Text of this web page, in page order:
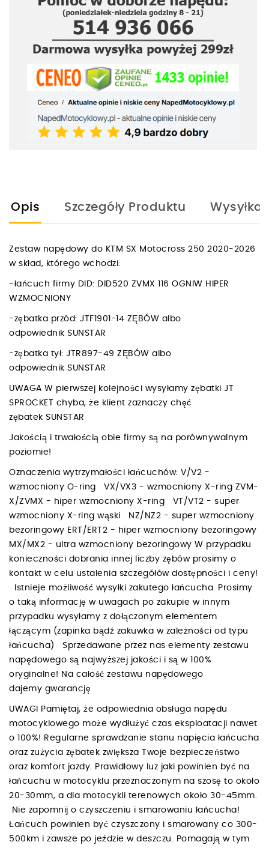
Opis Szczegóły Produktu Wysyłka
Zestaw napędowy do KTM SX Motocross 250 2020-2026
w skład, którego wchodzi:
-łańcuch firmy DID: DID520 ZVMX 116 OGNIW HIPER
WZMOCNIONY
-zębatka przód: JTF1901-14 ZĘBÓW albo
odpowiednik SUNSTAR
-zębatka tył: JTR897-49 ZĘBÓW albo
odpowiednik SUNSTAR
UWAGA W pierwszej kolejności wysyłamy zębatki JT
SPROCKET chyba, że klient zaznaczy chęć
zębatek SUNSTAR
Jakością i trwałością obie firmy są na porównywalnym
poziomie!
Oznaczenia wytrzymałości łańcuchów: V/V2 -
wzmocniony O-ring VX/VX3 - wzmocniony X-ring ZVM-
X/ZVMX - hiper wzmocniony X-ring VT/VT2 - super
wzmocniony X-ring wąski NZ/NZ2 - super wzmocniony
bezoringowy ERT/ERT2 - hiper wzmocniony bezoringowy
MX/MX2 - ultra wzmocniony bezoringowy W przypadku
konieczności dobrania innej liczby zębów prosimy o
kontakt w celu ustalenia szczegółów dostępności i ceny!
Istnieje możliwość wysyłki zakutego łańcucha. Prosimy
o taką informację w uwagach po zakupie w innym
przypadku wysyłamy z dołączonym elementem
łączącym (zapinka bądź zakuwka w zależności od typu
łańcucha) Sprzedawane przez nas elementy zestawu
napędowego są najwyższej jakości i są w 100%
oryginalne! Na całość zestawu napędowego
dajemy gwarancję
UWAGI Pamiętaj, że odpowiednia obsługa napędu
motocyklowego może wydłużyć czas eksploatacji nawet
o 100%! Regularne sprawdzanie stanu napięcia łańcucha
oraz zużycia zębatek zwiększa Twoje bezpieczeństwo
oraz komfort jazdy. Prawidłowy luz jaki powinien być na
łańcuchu w motocyklu przeznaczonym na szosę to około
20-30mm, a dla motocykli terenowych około 30-45mm.
Nie zapomnij o czyszczeniu i smarowaniu łańcucha!
Łańcuch powinien być czyszczony i smarowany co 300-
500km i zawsze po jeździe w deszczu. Pomagają w tym